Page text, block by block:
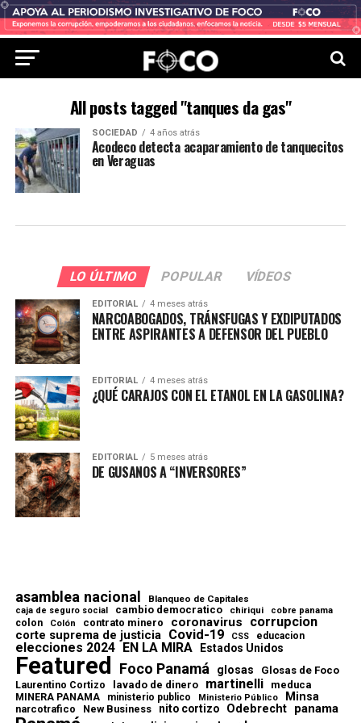
All posts tagged "tanques da gas"
SOCIEDAD 4 años atrás
Acodeco detecta acaparamiento de tanquecitos
en Veraguas
LO ÚLTIMO POPULAR VÍDEOS
EDITORIAL 4 meses atrás
NARCOABOGADOS, TRÁNSFUGAS Y EXDIPUTADOS
ENTRE ASPIRANTES A DEFENSOR DEL PUEBLO
EDITORIAL 4 meses atrás
¿QUÉ CARAJOS CON EL ETANOL EN LA GASOLINA?
EDITORIAL 5 meses atrás
DE GUSANOS A “INVERSORES”
asamblea nacional Blanqueo de Capitales
caja de seguro social cambio democratico chiriqui cobre panama
colon Colón contrato minero coronavirus corrupcion
corte suprema de justicia Covid-19 CSS educacion
elecciones 2024 EN LA MIRA Estados Unidos
Featured Foco Panamá glosas Glosas de Foco
Laurentino Cortizo lavado de dinero martinelli meduca
MINERA PANAMA ministerio publico Ministerio Público Minsa
narcotrafico New Business nito cortizo Odebrecht panama